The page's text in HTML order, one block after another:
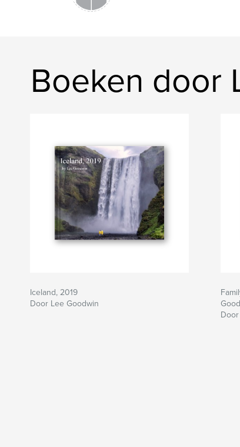
Boeken door
Iceland, 2019
Door Lee Goodwin